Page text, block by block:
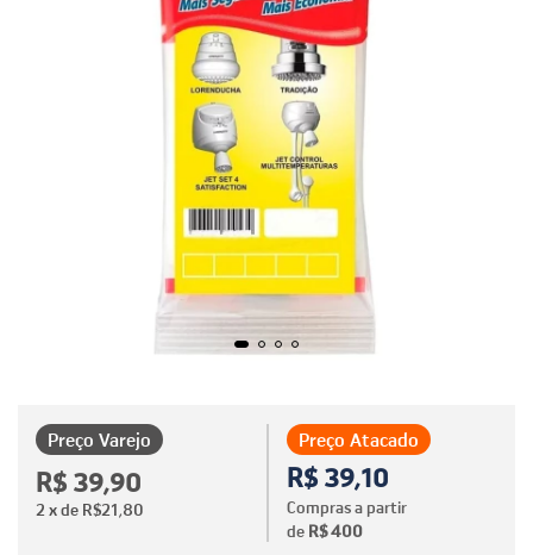
Preço Atacado
R$ 39,10
Compras a partir
de R$ 400
Preço Varejo
R$ 39,90
2x de R$21,80